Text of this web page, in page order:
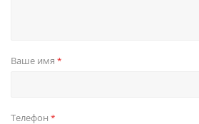
Ваше имя *
Телефон *